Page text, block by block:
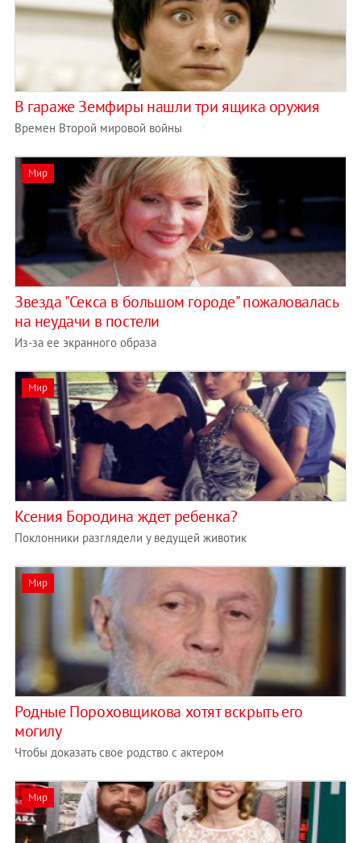
В гараже Земфиры нашли три ящика оружия
Времен Второй мировой войны
Мир
Звезда "Секса в большом городе" пожаловалась
на неудачи в постели
Из-за ее экранного образа
Мир
Ксения Бородина ждет ребенка?
Поклонники разглядели у ведущей животик
Мир
Родные Пороховщикова хотят вскрыть его
могилу
Чтобы доказать свое родство с актером
Мир